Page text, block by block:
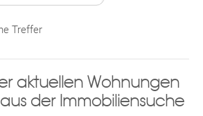
Treffer
aktuellen Wohnungen
der Immobiliensuche